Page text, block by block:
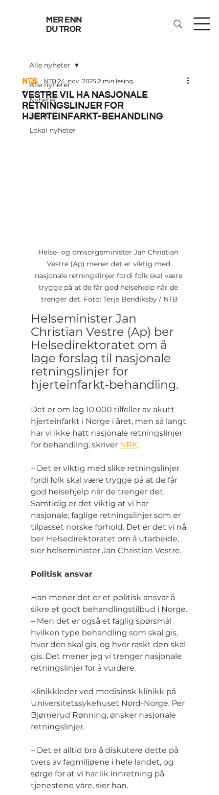
mer enn
du tror
Alle nyheter
Nyheter
Sport
Lokal nyheter
Alle nyheter
Vestre vil ha nasjonale
retningslinjer for
hjerteinfarkt-behandling
NTB 24. nov. 2025 2 min lesing
Helse- og omsorgsminister Jan Christian
Vestre (Ap) mener det er viktig med
nasjonale retningslinjer fordi folk skal være
trygge på at de får god helsehjelp når de
trenger det. Foto: Terje Bendiksby / NTB
Helseminister Jan
Christian Vestre (Ap) ber
Helsedirektoratet om å
lage forslag til nasjonale
retningslinjer for
hjerteinfarkt-behandling.
Det er om lag 10.000 tilfeller av akutt
hjerteinfarkt i Norge i året, men så langt
har vi ikke hatt nasjonale retningslinjer
for behandling, skriver NRK.
– Det er viktig med slike retningslinjer
fordi folk skal være trygge på at de får
god helsehjelp når de trenger det.
Samtidig er det viktig at vi har
nasjonale, faglige retningslinjer som er
tilpasset norske forhold. Det er det vi nå
ber Helsedirektoratet om å utarbeide,
sier helseminister Jan Christian Vestre.
Politisk ansvar
Han mener det er et politisk ansvar å
sikre et godt behandlingstilbud i Norge.
– Men det er også et faglig spørsmål
hvilken type behandling som skal gis,
hvor den skal gis, og hvor raskt den skal
gis. Det mener jeg vi trenger nasjonale
retningslinjer for å vurdere.
Klinikkleder ved medisinsk klinikk på
Universitetssykehuset Nord-Norge, Per
Bjørnerud Rønning, ønsker nasjonale
retningslinjer.
– Det er alltid bra å diskutere dette på
tvers av fagmiljøene i hele landet, og
sørge for at vi har lik innretning på
tjenestene våre, sier han.